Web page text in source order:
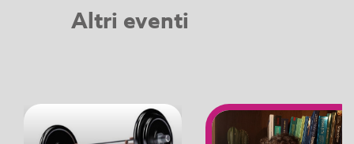
Altri eventi